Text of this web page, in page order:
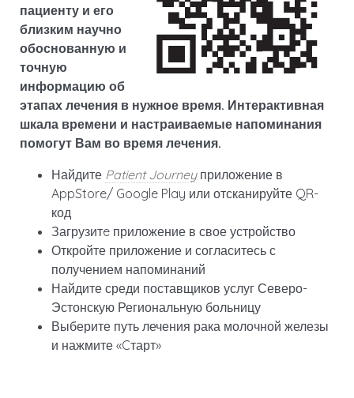
пациенту и его
близким научно
обоснованную и
точную
информацию об
этапах лечения в нужное время. Интерактивная
шкала времени и настраиваемые напоминания
помогут Вам во время лечения.
Найдите Patient Journeyприложение в
AppStore/ Google Play или отсканируйте QR-
код
Загрузитe приложение в свое устройство
Откройте приложение и согласитесь с
получением напоминаний
Найдите среди поставщиков услуг Северо-
Эстонскую Региональную больницу
Выберите путь лечения рака молочной железы
и нажмите «Cтарт»